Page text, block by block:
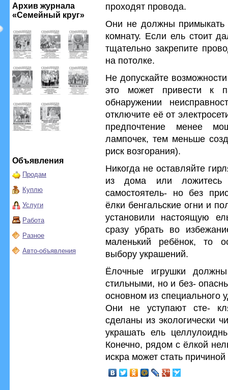
Архив журнала
«Семейный круг»
Объявления
Продам
Куплю
Услуги
Работа
Разное
Авто-объявления
проходят провода.
Они не должны примыкать
комнату. Если ель стоит
тщательно закрепите
на потолке.
Не допускайте
это может привести к
обнаружении
отключите её от
предпочтение менее
лампочек, тем меньше
риск возгорания).
Никогда не оставляйте
из дома или ложитесь
самостоятель- но без
ёлки бенгальские огни и
установили настоящую
сразу убрать во
маленький ребёнок, то
выбору украшений.
Ёлочные игрушки
стильными, но и без-
основном из специального
Они не уступают сте-
сделаны из экологически
украшать ель
Конечно, рядом с ёлкой
искра может стать